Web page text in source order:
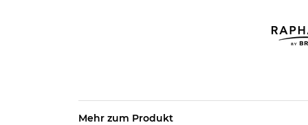
Mehr zum Produkt